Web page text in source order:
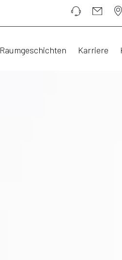
Raumgeschichten Karriere